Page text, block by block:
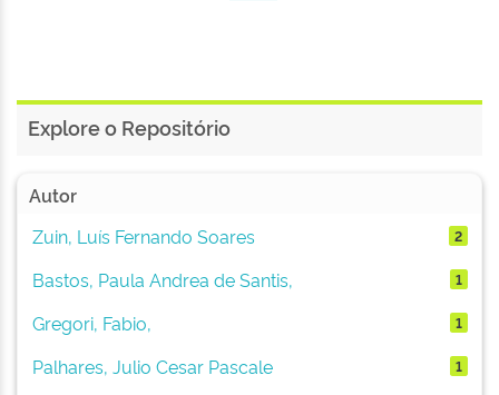
Explore o Repositório
Autor
Zuin, Luís Fernando Soares
2
Bastos, Paula Andrea de Santis, 1
Gregori, Fabio, 1
Palhares, Julio Cesar Pascale 1